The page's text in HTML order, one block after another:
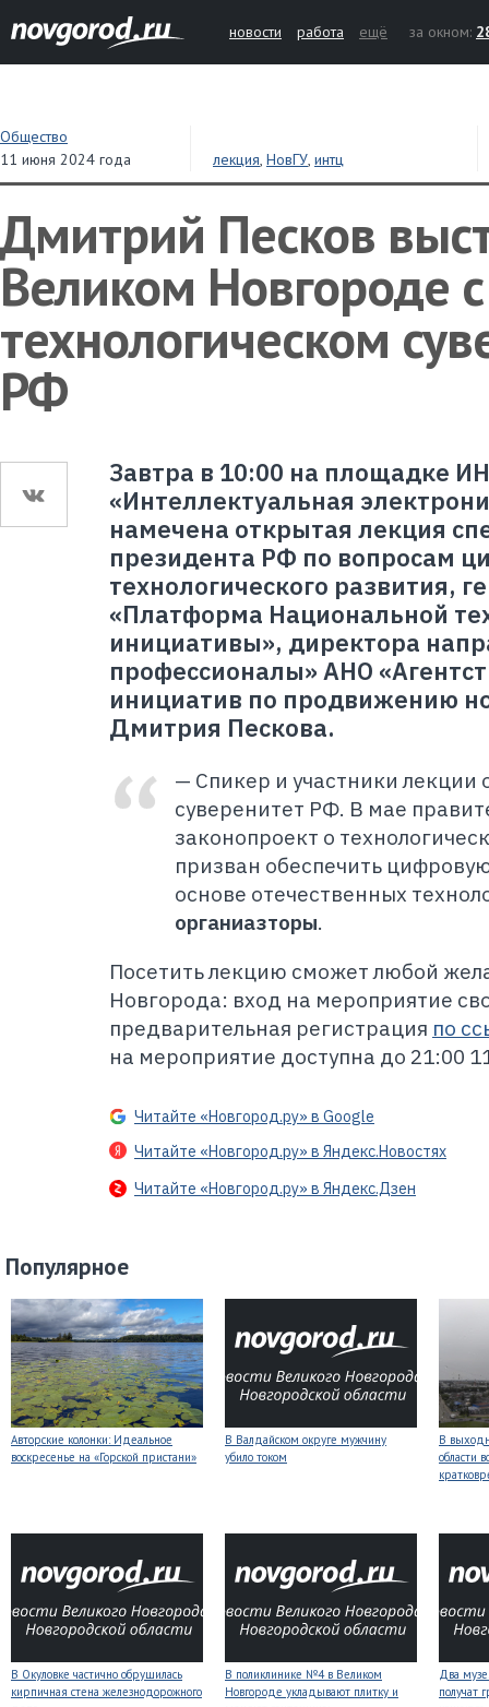
новости работа ещё за окном:
Общество
11 июня 2024 года
лекция, НовГУ, интц
Дмитрий Песков
Великом Новгороде
технологическом
РФ
Завтра в 10:00 на площадке
«Интеллектуальная
намечена открытая лекция
президента РФ по вопросам
технологического развития,
«Платформа Национальной
инициативы», директора
профессионалы» АНО
инициатив по продвижению
Дмитрия Пескова.
— Спикер и участники лекции
суверенитет РФ. В мае
законопроект о
призван обеспечить
основе отечественных
органиазторы.
Посетить лекцию сможет любой
Новгорода: вход на мероприятие
предварительная регистрация по
на мероприятие доступна до 21:00
Читайте «Новгород.ру» в Google
Читайте «Новгород.ру» в Яндекс.Новостях
Читайте «Новгород.ру» в Яндекс.Дзен
Популярное
Авторские колонки: Идеальное
воскресенье на «Горской пристани»
В Валдайском округе мужчину
убило током
В
области
В Окуловке частично обрушилась
кирпичная стена железнодорожного
В поликлинике №4 в Великом
Новгороде укладывают плитку и
Два
получат